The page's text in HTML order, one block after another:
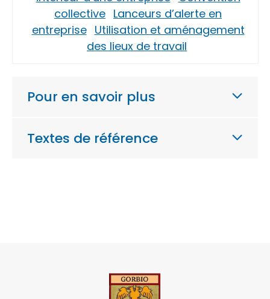
collective Lanceurs d’alerte en
entreprise Utilisation et aménagement
des lieux de travail
Pour en savoir plus
Textes de référence